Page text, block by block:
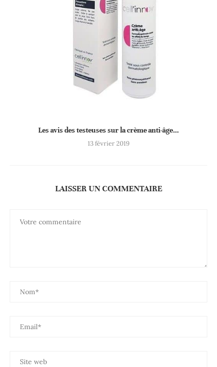
Les avis des testeuses sur la crème anti-âge...
13 février 2019
LAISSER UN COMMENTAIRE